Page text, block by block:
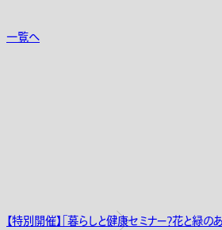
一覧へ
【特別開催】「暮らしと健康セミナー?花と